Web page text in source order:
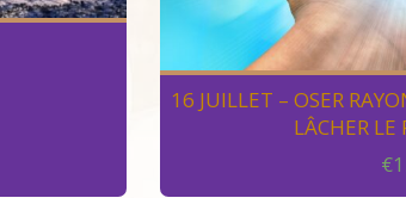
16 JUILLET – OSER
LÂCHER LE
€